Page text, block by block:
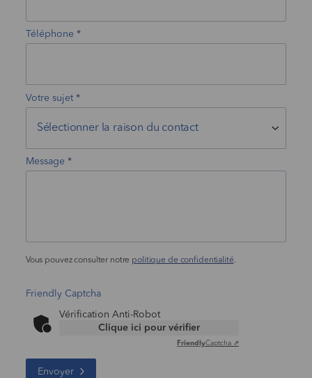
Téléphone
Votre sujet
Message
Vous pouvez consulter notre politique de confidentialité.
Friendly Captcha
Vérification Anti-Robot
Clique ici pour vérifier
FriendlyCaptcha ⇗
Envoyer